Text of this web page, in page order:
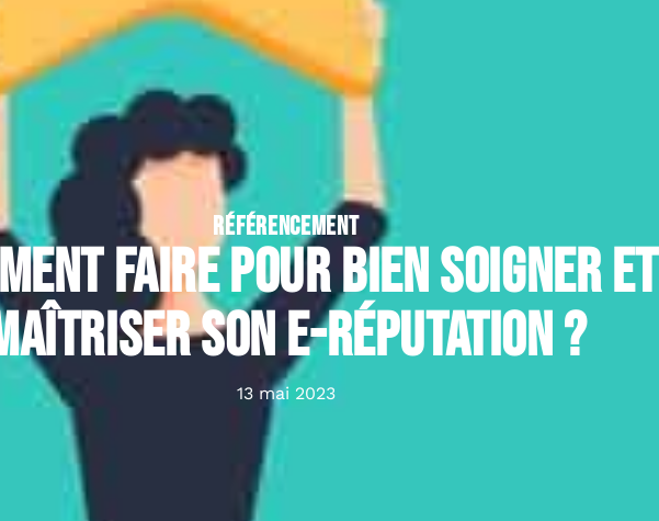
RÉFÉRENCEMENT
faire pour bien soigner et
son e-réputation ?
13 mai 2023